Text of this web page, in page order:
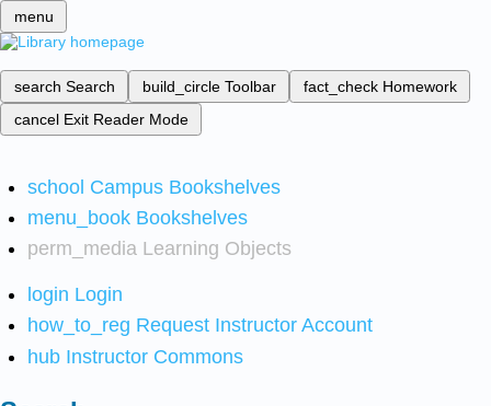
menu
search Search build_circle Toolbar fact_check Homework
cancel Exit Reader Mode
school Campus Bookshelves
menu_book Bookshelves
perm_media Learning Objects
login Login
how_to_reg Request Instructor Account
hub Instructor Commons